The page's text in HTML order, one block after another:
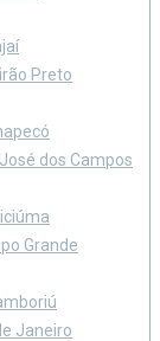
Preto
dos Campos
Grande
Janeiro